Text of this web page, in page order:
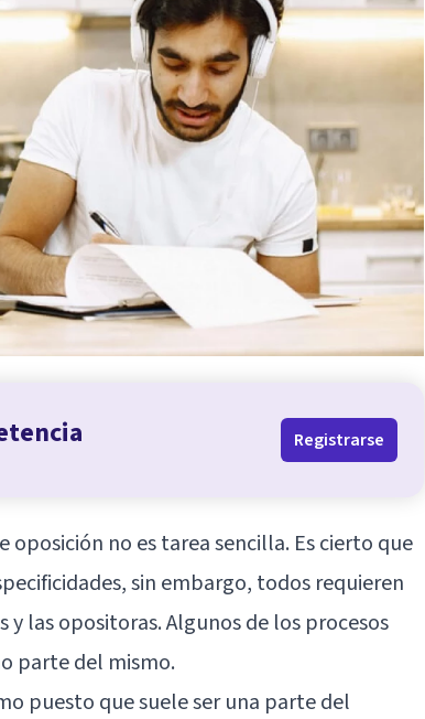
Registrarse
oposición no es tarea sencilla. Es cierto que
sin embargo, todos requieren
las opositoras. Algunos de los procesos
parte del mismo.
puesto que suele ser una parte del